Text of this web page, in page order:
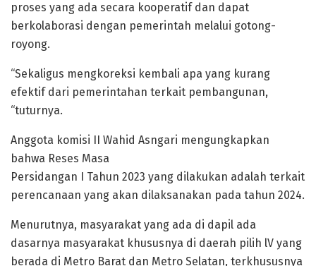
proses yang ada secara kooperatif dan dapat
berkolaborasi dengan pemerintah melalui gotong-
royong.
“Sekaligus mengkoreksi kembali apa yang kurang
efektif dari pemerintahan terkait pembangunan,
“tuturnya.
Anggota komisi II Wahid Asngari mengungkapkan
bahwa Reses Masa
Persidangan I Tahun 2023 yang dilakukan adalah terkait
perencanaan yang akan dilaksanakan pada tahun 2024.
Menurutnya, masyarakat yang ada di dapil ada
dasarnya masyarakat khususnya di daerah pilih lV yang
berada di Metro Barat dan Metro Selatan, terkhususnya